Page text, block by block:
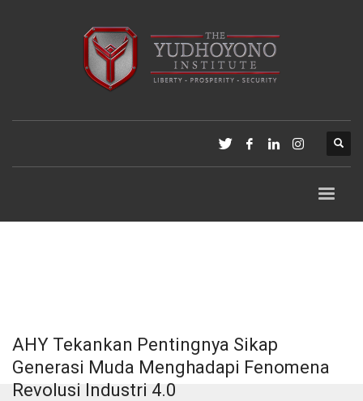
AHY Tekankan Pentingnya Sikap
Generasi Muda Menghadapi Fenomena
Revolusi Industri 4.0